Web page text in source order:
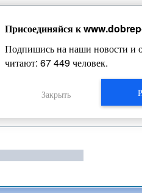
Жизнь Добропольского края
Присоединяйся к
Подпишись на наши новости и
читают: 67 449человек.
Закрыть